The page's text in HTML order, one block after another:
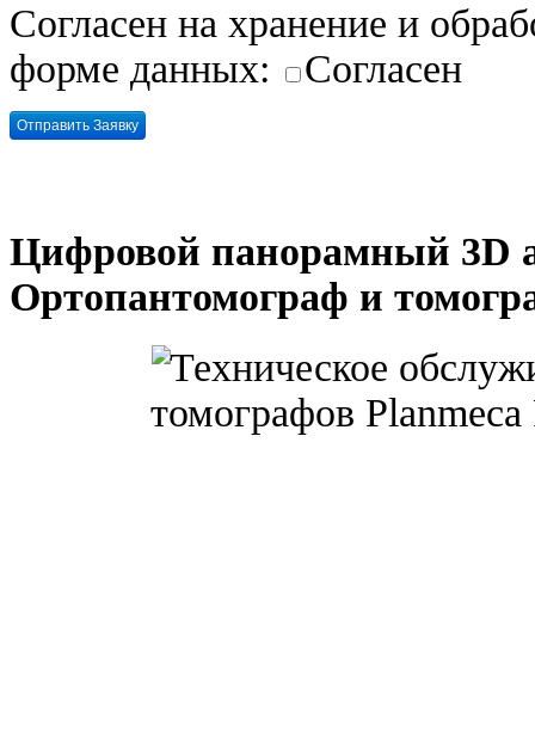
Согласен на хранение и
форме данных:
Согласен
Цифровой панорамный 3D
Ортопантомограф и